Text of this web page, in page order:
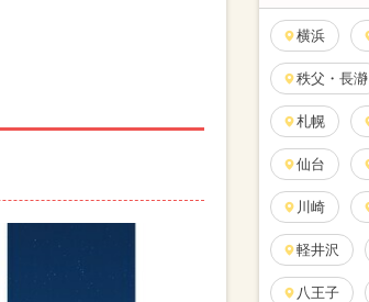
横浜
秩父・長瀞
札幌
仙台
川崎
軽井沢
八王子